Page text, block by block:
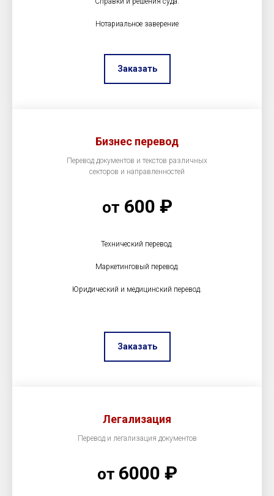
Нотариальное заверение
Заказать
Бизнес перевод
Перевод документов и текстов различных
секторов и направленностей
от 600 ₽
Технический перевод.
Маркетинговый перевод.
Юридический и медицинский перевод.
Заказать
Легализация
Перевод и легализация документов
от 6000 ₽